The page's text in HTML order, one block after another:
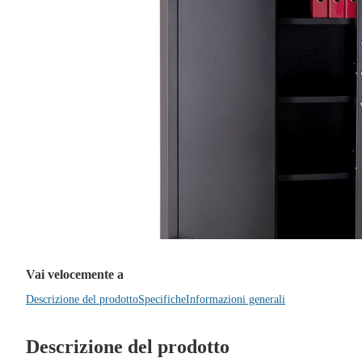
Vai velocemente a
Descrizione del prodottoSpecificheInformazioni generali
Descrizione del prodotto